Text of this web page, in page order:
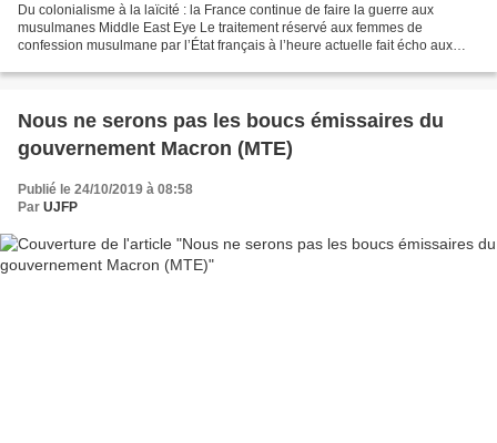
Du colonialisme à la laïcité : la France continue de faire la guerre aux
musulmanes Middle East Eye Le traitement réservé aux femmes de
confession musulmane par l’État français à l’heure actuelle fait écho aux
Nous ne serons pas les boucs émissaires du
gouvernement Macron (MTE)
Publié le 24/10/2019 à 08:58
Par UJFP